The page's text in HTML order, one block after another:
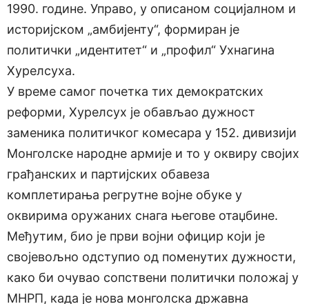
1990. године. Управо, у описаном социјалном и
историјском „амбијенту“, формиран је
политички „идентитет“ и „профил“ Ухнагина
Хурелсуха.
У време самог почетка тих демократских
реформи, Хурелсух је обављао дужност
заменика политичког комесара у 152. дивизији
Монголске народне армије и то у оквиру својих
грађанских и партијских обавеза
комплетирања регрутне војне обуке у
оквирима оружаних снага његове отаџбине.
Међутим, био је први војни официр који је
својевољно одступио од поменутих дужности,
како би очувао сопствени политички положај у
МНРП, када је нова монголска државна